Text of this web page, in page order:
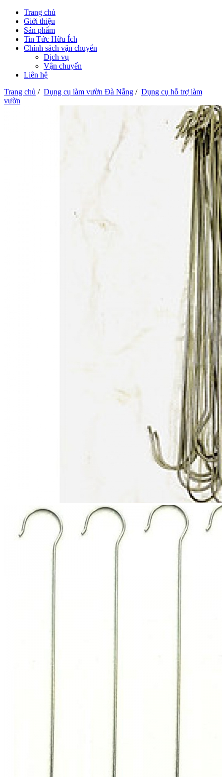
Trang chủ
Giới thiệu
Sản phẩm
Tin Tức Hữu Ích
Chính sách vận chuyển
Dịch vụ
Vận chuyển
Liên hệ
Trang chủ / Dụng cụ làm vườn Đà Nẵng / Dụng cụ hỗ trợ làm
vườn